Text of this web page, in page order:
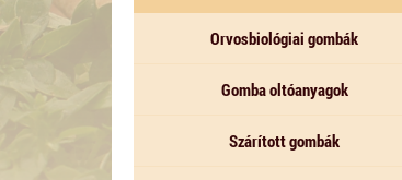
Orvosbiológiai gombák
Gomba oltóanyagok
Szárított gombák